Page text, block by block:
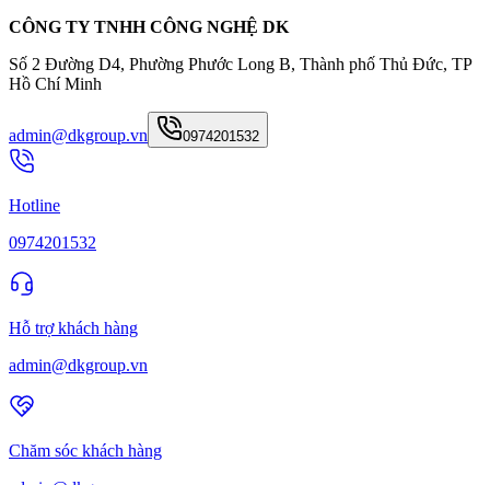
CÔNG TY TNHH CÔNG NGHỆ DK
Số 2 Đường D4, Phường Phước Long B, Thành phố Thủ Đức, TP
Hồ Chí Minh
admin@dkgroup.vn 0974201532
Hotline
0974201532
Hỗ trợ khách hàng
admin@dkgroup.vn
Chăm sóc khách hàng